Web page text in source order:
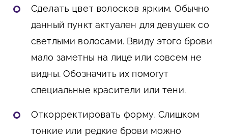
Сделать цвет волосков ярким. Обычно
данный пункт актуален для девушек со
светлыми волосами. Ввиду этого брови
мало заметны на лице или совсем не
видны. Обозначить их помогут
специальные красители или тени.
Откорректировать форму. Слишком
тонкие или редкие брови можно